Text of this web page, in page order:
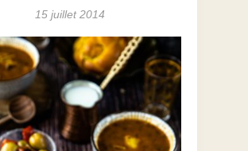
15 juillet 2014